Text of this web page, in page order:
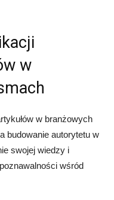
w
w branżowych
budowanie autorytetu w
swojej wiedzy i
wśród